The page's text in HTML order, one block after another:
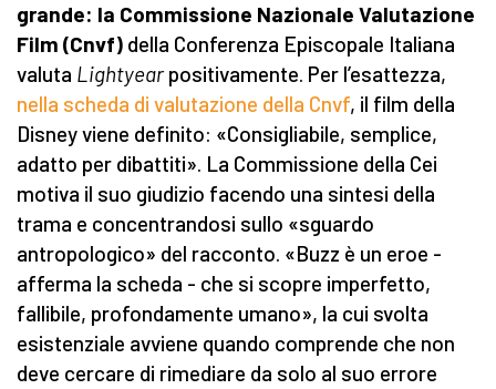
grande: la Commissione Nazionale Valutazione
Film (Cnvf) della Conferenza Episcopale Italiana
valuta Lightyearpositivamente. Per l’esattezza,
nella scheda di valutazione della Cnvf, il film della
Disney viene definito: «Consigliabile, semplice,
adatto per dibattiti». La Commissione della Cei
motiva il suo giudizio facendo una sintesi della
trama e concentrandosi sullo «sguardo
antropologico» del racconto. «Buzz è un eroe -
afferma la scheda - che si scopre imperfetto,
fallibile, profondamente umano», la cui svolta
esistenziale avviene quando comprende che non
deve cercare di rimediare da solo al suo errore